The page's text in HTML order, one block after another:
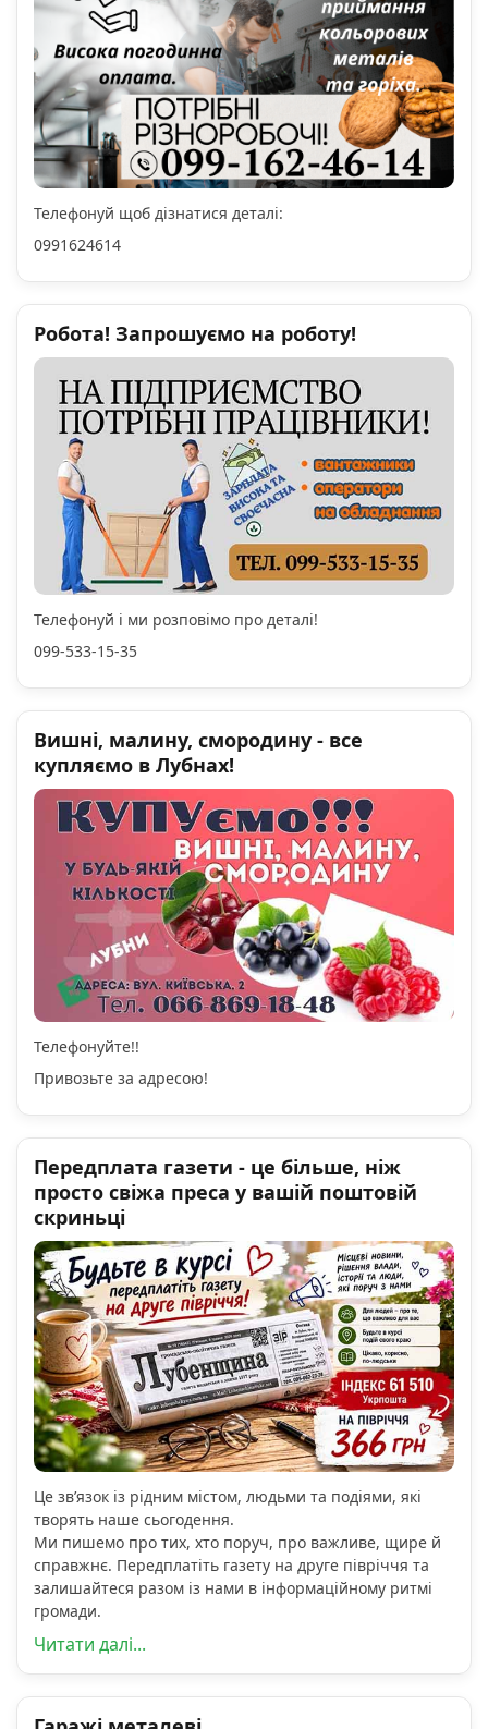
Телефонуй щоб дізнатися деталі:
0991624614
Робота! Запрошуємо на роботу!
Телефонуй і ми розповімо про деталі!
099-533-15-35
Вишні, малину, смородину - все
купляємо в Лубнах!
Телефонуйте!!
Привозьте за адресою!
Передплата газети - це більше, ніж
просто свіжа преса у вашій поштовій
скриньці
Це зв’язок із рідним містом, людьми та подіями, які
творять наше сьогодення.
Ми пишемо про тих, хто поруч, про важливе, щире й
справжнє. Передплатіть газету на друге півріччя та
залишайтеся разом із нами в інформаційному ритмі
громади.
Читати далі...